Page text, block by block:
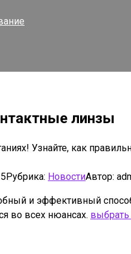
линзы
Узнайте, как
Рубрика: НовостиАвтор:
и эффективный
во всех нюансах.